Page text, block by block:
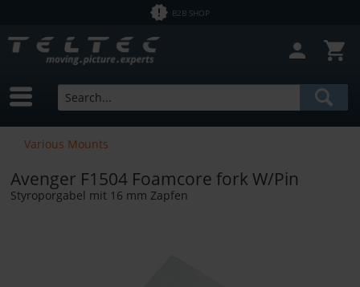
B2B SHOP
Various Mounts
Avenger F1504 Foamcore fork W/Pin
Styroporgabel mit 16 mm Zapfen